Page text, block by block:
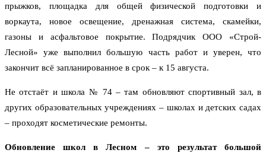
прыжков, площадка для общей физической подготовки и
воркаута, новое освещение, дренажная система, скамейки,
газоны и асфальтовое покрытие. Подрядчик ООО «Строй-
Лесной» уже выполнил большую часть работ и уверен, что
закончит всё запланированное в срок – к 15 августа.
Не отстаёт и школа № 74 – там обновляют спортивный зал, в
других образовательных учреждениях – школах и детских садах
– проходят косметические ремонты.
Обновление школ в Лесном – это результат большой